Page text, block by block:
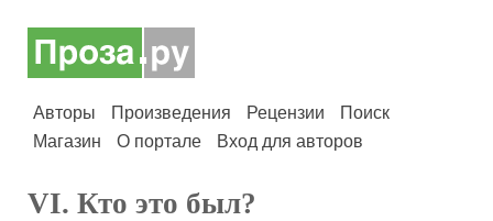
Авторы Произведения Рецензии
Поиск
Магазин
О портале Вход для авторов
VI. Кто это был?